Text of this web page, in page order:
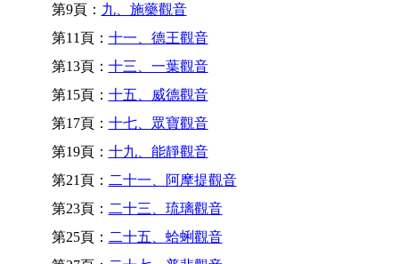
第9頁： 九、施藥觀音
第11頁： 十一、德王觀音
第13頁： 十三、一葉觀音
第15頁： 十五、威德觀音
第17頁： 十七、眾寶觀音
第19頁： 十九、能靜觀音
第21頁： 二十一、阿摩提觀音
第23頁： 二十三、琉璃觀音
第25頁： 二十五、蛤蜊觀音